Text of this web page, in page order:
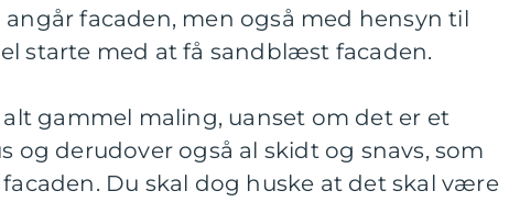
facaden, men også med hensyn til
starte med at få sandblæst facaden.
gammel maling, uanset om det er et
derudover også al skidt og snavs, som
Du skal dog huske at det skal være